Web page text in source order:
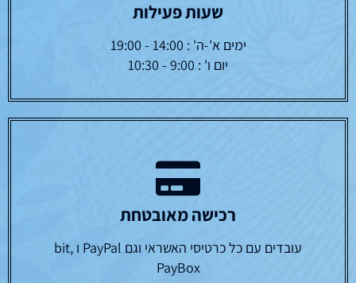
שעות פעילות
ימים א'-ה' : 14:00 - 19:00
יום ו' : 9:00 - 10:30
רכישה מאובטחת
עובדים עם כל כרטיסי האשראי וגם PayPal ו bit,
PayBox